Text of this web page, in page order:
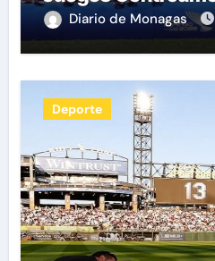
Caribe tras unos
penales
Diario de Monagas
Deporte